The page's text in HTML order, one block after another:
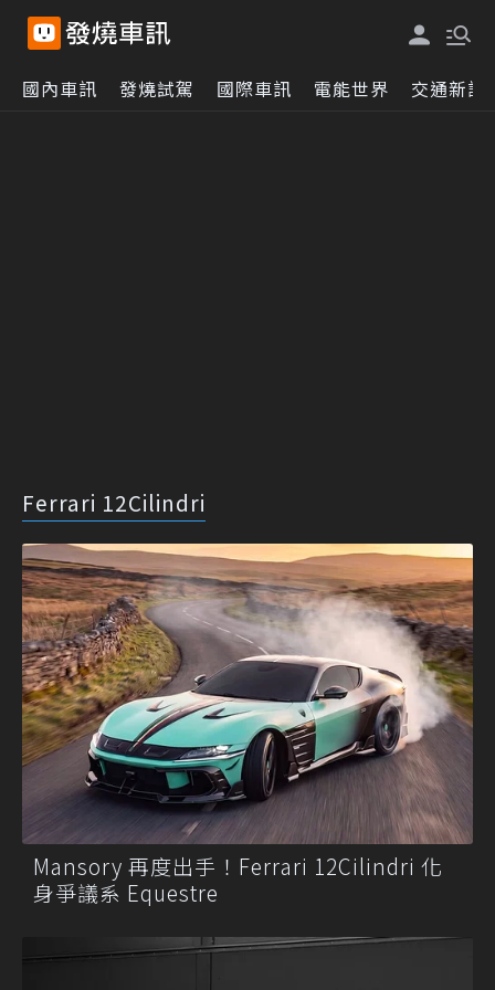
國內車訊 發燒試駕 國際車訊 電能世界 交通新訊
Ferrari 12Cilindri
Mansory 再度出手！Ferrari 12Cilindri 化
身爭議系 Equestre